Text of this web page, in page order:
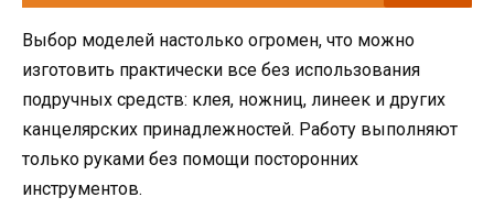
Выбор моделей настолько огромен, что можно
изготовить практически все без использования
подручных средств: клея, ножниц, линеек и других
канцелярских принадлежностей. Работу выполняют
только руками без помощи посторонних
инструментов.